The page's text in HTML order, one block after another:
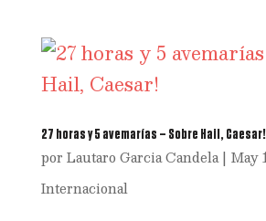
27 horas y 5 avemarías – Sobre Hail, Caesar!
por Lautaro Garcia Candela| May
Internacional